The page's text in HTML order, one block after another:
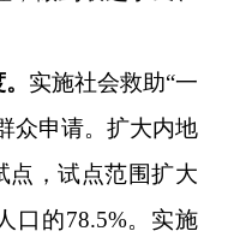
实施社会救助“一
众申请。扩大内地
点，试点范围扩大
口的78.5%。实施